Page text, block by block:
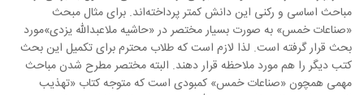
مباحث اساسی و رکنی این دانش کمتر پرداخته‌اند. برای مثال مبحث
«صناعات خمس» به صورت بسیار مختصر در«حاشیه ملاعبدالله یزدی»مورد
بحث قرار گرفته است. لذا لازم است که طلاب محترم برای تکمیل این بحث
کتب دیگر را هم مورد ملاحظه قرار دهند. البته مختصر مطرح شدن مباحث
مهمی همچون«صناعات خمس» کمبودی است که متوجه کتاب «تهذیب